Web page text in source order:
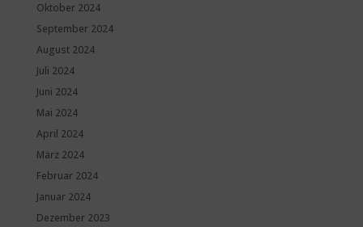
Oktober 2024
September 2024
August 2024
Juli 2024
Juni 2024
Mai 2024
April 2024
März 2024
Februar 2024
Januar 2024
Dezember 2023